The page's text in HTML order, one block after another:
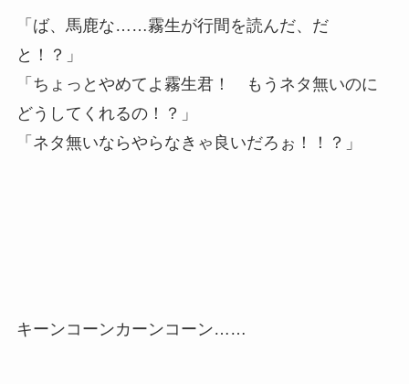
「ば、馬鹿な……霧生が行間を読んだ、だ
と！？」
「ちょっとやめてよ霧生君！ もうネタ無いのに
どうしてくれるの！？」
「ネタ無いならやらなきゃ良いだろぉ！！？」
キーンコーンカーンコーン……